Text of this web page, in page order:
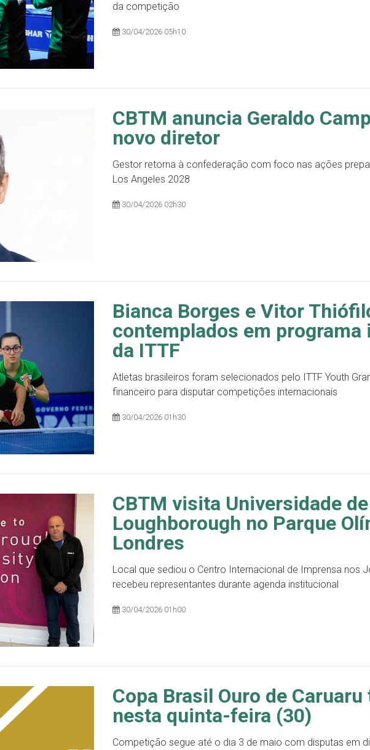
da competição
30/04/2026 05h10
CBTM anuncia Geraldo
novo diretor
Gestor retorna à confederação com foco nas ações
Los Angeles 2028
30/04/2026 02h30
Bianca Borges e Vitor
contemplados em programa
da ITTF
Atletas brasileiros foram selecionados pelo ITTF Youth
financeiro para disputar competições internacionais
30/04/2026 01h30
CBTM visita Universidade de
Loughborough no Parque
Londres
Local que sediou o Centro Internacional de Imprensa nos
recebeu representantes durante agenda institucional
30/04/2026 01h00
Copa Brasil Ouro de
nesta quinta-feira (30)
Competição segue até o dia 3 de maio com disputas em